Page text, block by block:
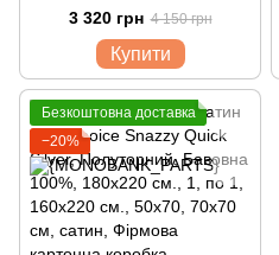
3 320 грн 4 150 грн
Купити
Безкоштовна доставка
−20%